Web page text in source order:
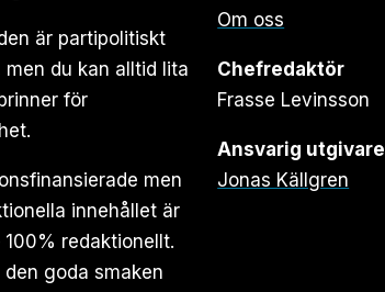
är partipolitiskt
men du kan alltid lita
för
men
innehållet är
100% redaktionellt.
goda smaken
Om oss
Chefredaktör
Frasse Levinsson
Ansvarig utgivare
Jonas Källgren